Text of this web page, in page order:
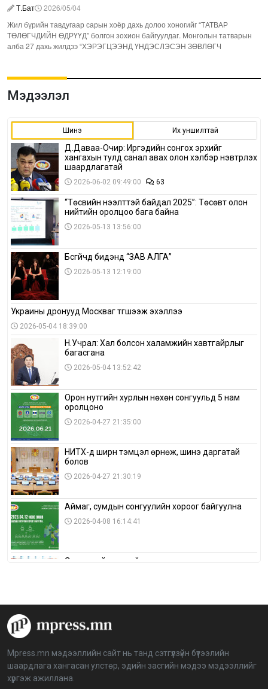
Т.Бат
2026/05/04
Жил бүрийн тавдугаар сарын хоёр дахь долоо хоногийг “ТАТВАР
ТӨЛӨГЧДИЙН ӨДРҮҮД” болгон зохион байгуулдаг. Монголын татварын
алба 27 дахь жилдээ “ХЭРЭГЦЭЭНД ҮНДЭСЛЭСЭН ЗӨВЛӨГЧ
Мэдээлэл
Шинэ Их уншилттай
Д.Даваа-Очир: Иргэдийн сонгох эрхийг
хангахын тулд санал авах олон хэлбэр нэвтрүүлэх
шаардлагатай
2026-06-02 09:49:00 63
“Төсвийн нээлттэй байдал 2025”: Төсөвт олон
нийтийн оролцоо бага байна
2026-05-13 13:56:00
Бүсгүйчүүд бидэнд “ЗАВ АЛГА”
2026-05-13 12:19:00
Украины дронууд Москваг түгшээж эхэллээ
2026-05-04 18:39:00
Н.Учрал: Хал болсон халамжийн хавтгайрлыг
багасгана
2026-05-04 13:52:42
Орон нутгийн хурлын нөхөн сонгуульд 5 нам
оролцоно
2026-04-27 21:35:00
НИТХ-д ширүүн тэмцэл өрнөж, шинэ даргатай
болов
2026-04-27 21:30:19
Аймаг, сумдын сонгуулийн хороог байгуулна
2026-04-08 16:14:41
Сонгуулийн хуулийн зөрчил, шалгах,
аймагт үргэлжилж байна
BTS-ийн тоглолтыг Netflix дэлхий даяар шууд
дамжуулна
Mpress.mn мэдээллийн сайт нь танд сэтгүүлзүйн бүтээлийн
шаардлага хангасан улстөр, эдийн засгийн мэдээ мэдээллийг
хүргэж ажиллана.